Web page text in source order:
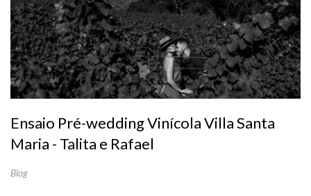
Ensaio Pré-wedding Vinícola Villa Santa
Maria - Talita e Rafael
Blog